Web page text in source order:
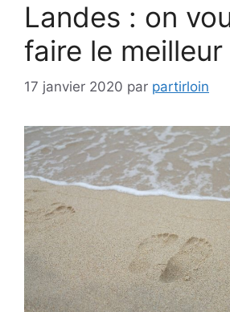
Landes : on
faire le
17 janvier 2020 par partirloin